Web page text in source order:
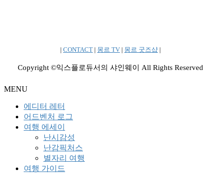
| CONTACT | 몽르 TV | 몽르 굿즈샵 |
Copyright ©익스플로듀서의 샤인웨이 All Rights Reserved
MENU
에디터 레터
어드벤처 로그
여행 에세이
난시감성
난감픽처스
별자리 여행
여행 가이드